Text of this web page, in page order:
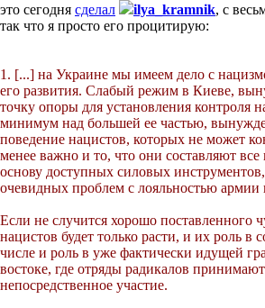
это сегодня сделал ilya_kramnik, с
так что я просто его процитирую:
1. [...] на Украине мы имеем дело с
его развития. Слабый режим в Киеве,
точку опоры для установления контроля
минимум над большей ее частью,
поведение нацистов, которых не может
менее важно и то, что они составляют
основу доступных силовых
очевидных проблем с лояльностью
Если не случится хорошо поставленного
нацистов будет только расти, и их роль в
числе и роль в уже фактически идущей
востоке, где отряды радикалов
непосредственное участие.